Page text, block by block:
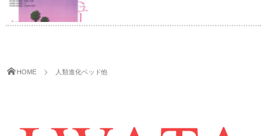
四季を快眠するアドバイス
生地の違い
お手入れ・お取り扱いについて
メディア情報
HOME 人類進化ベッド他